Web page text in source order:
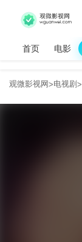
首页 电影
观微影视网>电视剧 >